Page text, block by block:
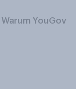
Warum YouGov